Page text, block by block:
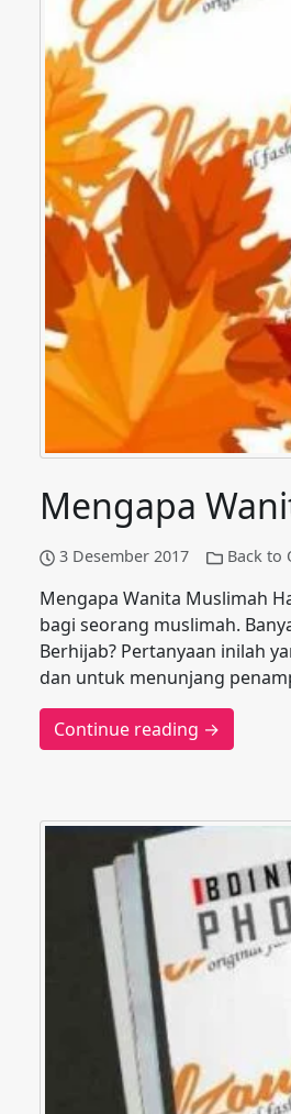
Mengapa
3 Desember 2017 Back to
Mengapa Wanita Muslimah
bagi seorang muslimah.
Berhijab? Pertanyaan inilah
dan untuk menunjang
Continue reading →